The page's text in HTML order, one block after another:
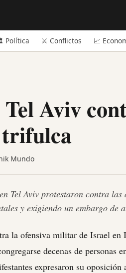
Política ⚔️ Conflictos 📈
Aviv
Mundo
Tel Aviv protestaron contra
y exigiendo un embargo
la ofensiva militar de Israel en
decenas de personas
expresaron su oposición